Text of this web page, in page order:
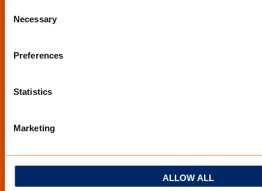
Selection
Necessary
Preferences
Statistics
Marketing
ALLOW ALL
Voorwaarden & disclaimer
Allgemeine liefer- und zahlungsbedingungen